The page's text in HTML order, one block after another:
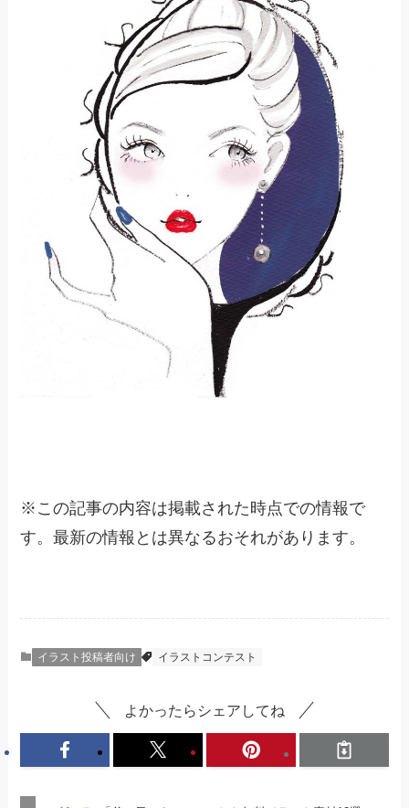
※ この記事の内容は掲載された時点での情報で
す。最新の情報とは異なるおそれがあります。
イラスト投稿者向け イラストコンテスト
よかったらシェアしてね